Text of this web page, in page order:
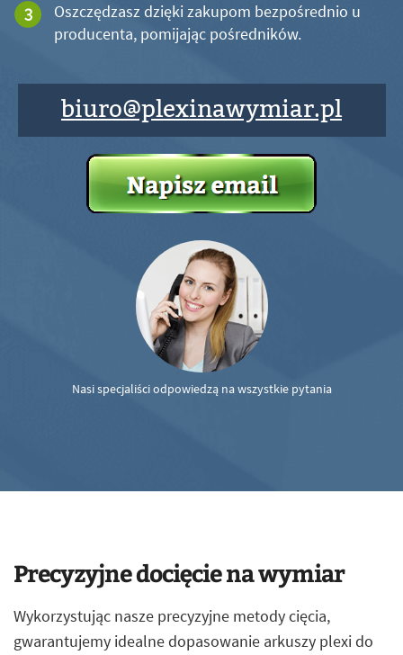
Oszczędzasz dzięki zakupom bezpośrednio u
producenta, pomijając pośredników.
biuro@plexinawymiar.pl
Nasi specjaliści odpowiedzą na wszystkie pytania
Precyzyjne docięcie na wymiar
Wykorzystując nasze precyzyjne metody cięcia,
gwarantujemy idealne dopasowanie arkuszy plexi do